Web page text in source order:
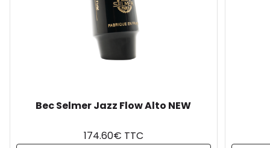
Bec Selmer Jazz Flow Alto NEW
174.60€ TTC